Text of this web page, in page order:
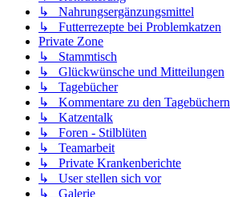
↳ Nahrungsergänzungsmittel
↳ Futterrezepte bei Problemkatzen
Private Zone
↳ Stammtisch
↳ Glückwünsche und Mitteilungen
↳ Tagebücher
↳ Kommentare zu den Tagebüchern
↳ Katzentalk
↳ Foren - Stilblüten
↳ Teamarbeit
↳ Private Krankenberichte
↳ User stellen sich vor
↳ Galerie